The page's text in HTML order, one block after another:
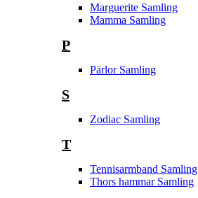
Marguerite Samling
Mamma Samling
P
Pärlor Samling
S
Zodiac Samling
T
Tennisarmband Samling
Thors hammar Samling